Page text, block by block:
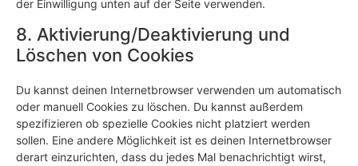
der Einwilligung unten auf der Seite verwenden.
8. Aktivierung/Deaktivierung und
Löschen von Cookies
Du kannst deinen Internetbrowser verwenden um automatisch
oder manuell Cookies zu löschen. Du kannst außerdem
spezifizieren ob spezielle Cookies nicht platziert werden
sollen. Eine andere Möglichkeit ist es deinen Internetbrowser
derart einzurichten, dass du jedes Mal benachrichtigt wirst,